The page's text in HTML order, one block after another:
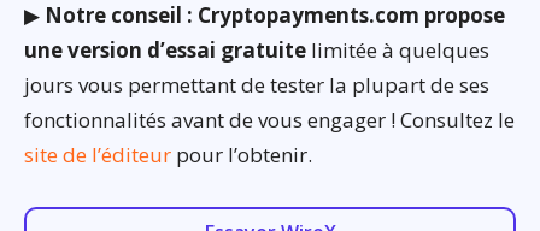
▶ Notre conseil : Cryptopayments.com propose
une version d’essai gratuite limitée à quelques
jours vous permettant de tester la plupart de ses
fonctionnalités avant de vous engager ! Consultez le
site de l’éditeur pour l’obtenir.